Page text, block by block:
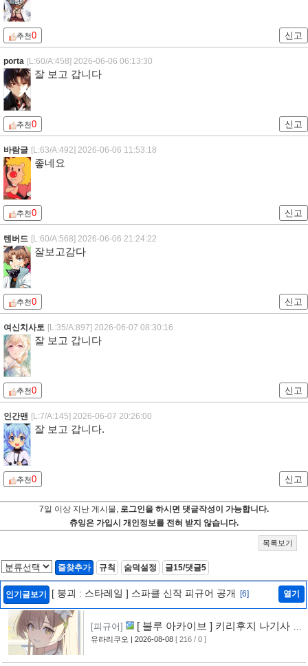
추천0 신고
porta [L:60/A:458] 2026-06-06 06:13:30
잘 보고 갑니다
추천0 신고
바람글 [L:63/A:492] 2026-06-06 11:53:18
좋네요
추천0 신고
텐버드 [L:60/A:568] 2026-06-06 21:24:22
잘보고감다
추천0 신고
여신치사토 [L:35/A:897] 2026-06-07 08:30:16
잘 보고 갑니다
추천0 신고
인간맨 [L:7/A:145] 2026-06-07 20:26:00
잘 보고 갑니다.
추천0 신고
7일 이상 지난 게시물, 로그인을 하시면 댓글작성이 가능합니다.
츄잉은 가입시 개인정보를 전혀 받지 않습니다.
목록보기
즐찾추가 규칙 숨덕설정 글15/댓글5
인기글보기 [ 붕괴 : 스타레일 ] 스파클 신작 피규어 공개 [6] 열기
[피규어]
[ 블루 아카이브 ] 키리후지 나기사 신
작 피규어 공개 [6]
유라리쿠오 | 2026-08-08 [ 216 / 0 ]